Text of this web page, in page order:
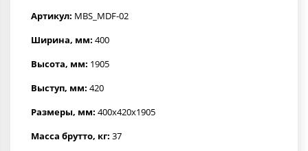
Артикул: MBS_MDF-02
Ширина, мм: 400
Высота, мм: 1905
Выступ, мм: 420
Размеры, мм: 400x420x1905
Масса брутто, кг: 37